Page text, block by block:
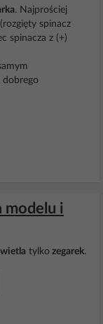
. Najprościej
spinacz
spinacza z (+)
dobrego
modelu i
tylko zegarek.